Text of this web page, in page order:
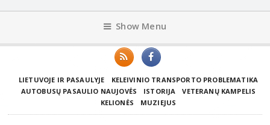
Show Menu
LIETUVOJE IR PASAULYJE
KELEIVINIO TRANSPORTO PROBLEMATIKA
AUTOBUSŲ PASAULIO NAUJOVĖS
ISTORIJA
VETERANŲ KAMPELIS
KELIONĖS
MUZIEJUS